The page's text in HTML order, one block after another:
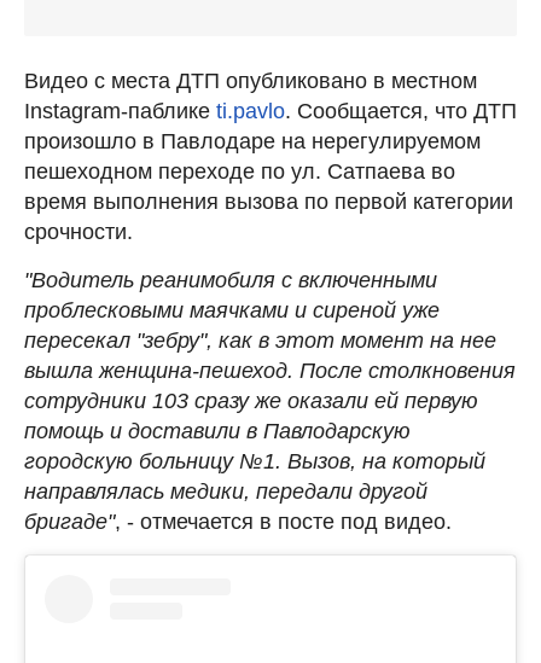
Видео с места ДТП опубликовано в местном
Instagram-паблике ti.pavlo. Сообщается, что ДТП
произошло в Павлодаре на нерегулируемом
пешеходном переходе по ул. Сатпаева во
время выполнения вызова по первой категории
срочности.
"Водитель реанимобиля с включенными
проблесковыми маячками и сиреной уже
пересекал "зебру", как в этот момент на нее
вышла женщина-пешеход. После столкновения
сотрудники 103 сразу же оказали ей первую
помощь и доставили в Павлодарскую
городскую больницу №1. Вызов, на который
направлялась медики, передали другой
бригаде", - отмечается в посте под видео.